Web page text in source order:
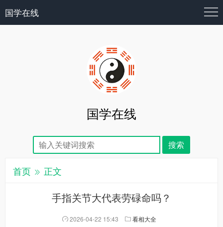
国学在线
国学在线
首页 正文
手指关节大代表劳碌命吗？
2026-04-22 15:43 看相大全